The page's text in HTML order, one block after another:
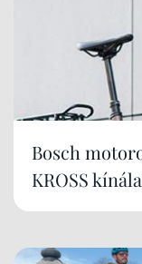
Bosch
KROSS